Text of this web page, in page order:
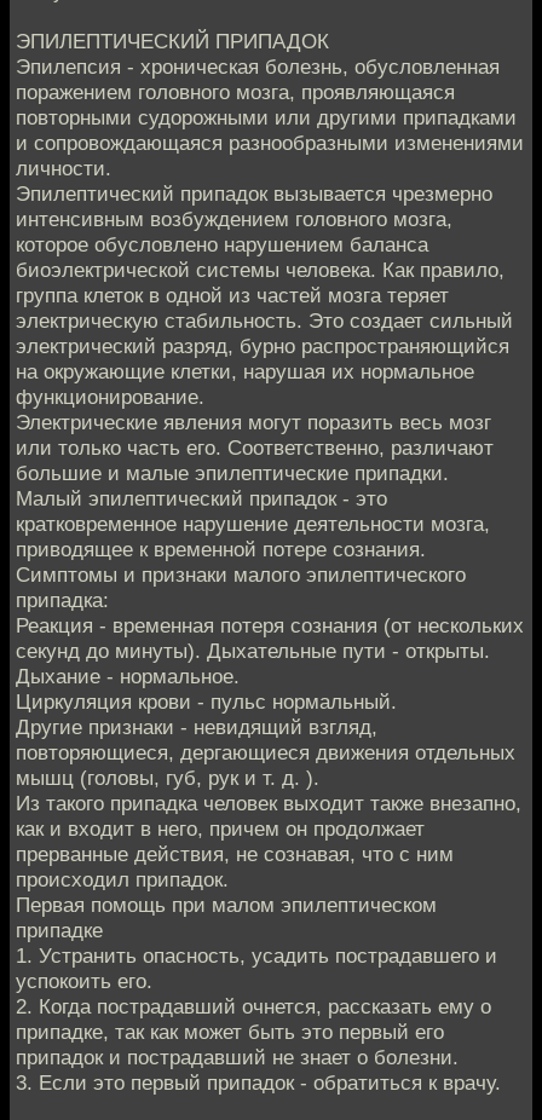
ЭПИЛЕПТИЧЕСКИЙ ПРИПАДОК
Эпилепсия - хроническая болезнь, обусловленная
поражением головного мозга, проявляющаяся
повторными судорожными или другими припадками
и сопровождающаяся разнообразными изменениями
личности.
Эпилептический припадок вызывается чрезмерно
интенсивным возбуждением головного мозга,
которое обусловлено нарушением баланса
биоэлектрической системы человека. Как правило,
группа клеток в одной из частей мозга теряет
электрическую стабильность. Это создает сильный
электрический разряд, бурно распространяющийся
на окружающие клетки, нарушая их нормальное
функционирование.
Электрические явления могут поразить весь мозг
или только часть его. Соответственно, различают
большие и малые эпилептические припадки.
Малый эпилептический припадок - это
кратковременное нарушение деятельности мозга,
приводящее к временной потере сознания.
Симптомы и признаки малого эпилептического
припадка:
Реакция - временная потеря сознания (от нескольких
секунд до минуты). Дыхательные пути - открыты.
Дыхание - нормальное.
Циркуляция крови - пульс нормальный.
Другие признаки - невидящий взгляд,
повторяющиеся, дергающиеся движения отдельных
мышц (головы, губ, рук и т. д. ).
Из такого припадка человек выходит также внезапно,
как и входит в него, причем он продолжает
прерванные действия, не сознавая, что с ним
происходил припадок.
Первая помощь при малом эпилептическом
припадке
1. Устранить опасность, усадить пострадавшего и
успокоить его.
2. Когда пострадавший очнется, рассказать ему о
припадке, так как может быть это первый его
припадок и пострадавший не знает о болезни.
3. Если это первый припадок - обратиться к врачу.